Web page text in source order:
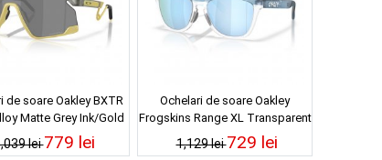
de soare Oakley BXTR
Matte Grey Ink/Gold
Prizm Black
lei779 lei
Ochelari de soare Oakley
Frogskins Range XL Transparent
Stonewash Clear Prizm Deep
Water Polarized
1,129 lei729 lei